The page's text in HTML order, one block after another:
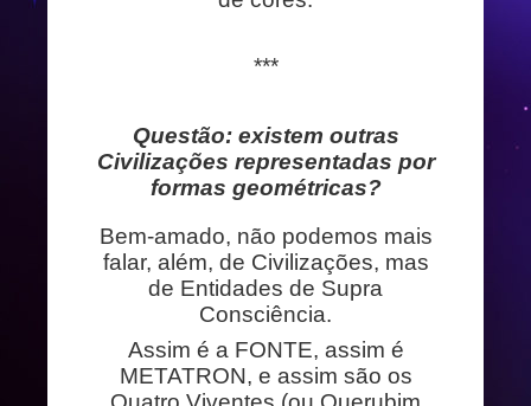
***
Questão: existem outras
Civilizações representadas por
formas geométricas?
Bem-amado, não podemos mais
falar, além, de Civilizações, mas
de Entidades de Supra
Consciência.
Assim é a FONTE, assim é
METATRON, e assim são os